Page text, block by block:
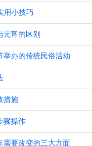
用小技巧
宵的区别
举办的传统民俗活动
措施
骤操作
需要改变的三大方面